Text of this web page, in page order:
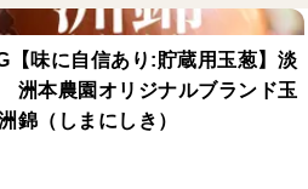
割節減しています】
数について〜
【味に自信あり:貯蔵用玉葱】淡
洲本農園オリジナルブランド玉
錦（しまにしき）